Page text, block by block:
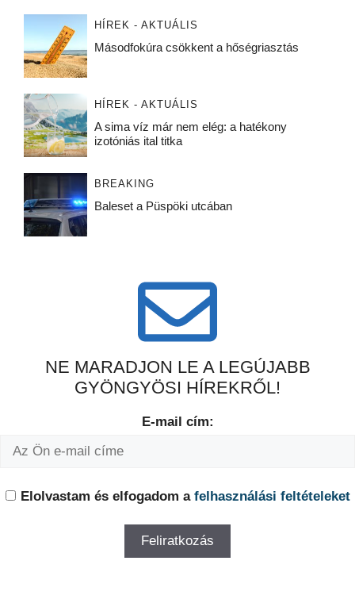
HÍREK - AKTUÁLIS
Másodfokúra csökkent a hőségriasztás
HÍREK - AKTUÁLIS
A sima víz már nem elég: a hatékony
izotóniás ital titka
BREAKING
Baleset a Püspöki utcában
NE MARADJON LE A LEGÚJABB
GYÖNGYÖSI HÍREKRŐL!
E-mail cím:
Elolvastam és elfogadom a felhasználási feltételeket